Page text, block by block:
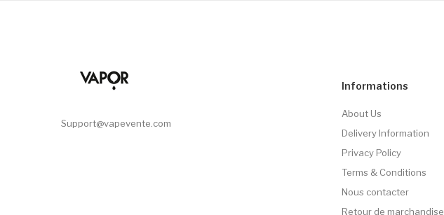
Support@vapevente.com
Informations
About Us
Delivery Information
Privacy Policy
Terms & Conditions
Nous contacter
Retour de marchandise